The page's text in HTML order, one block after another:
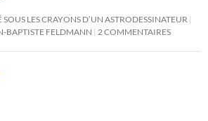
SOUS LES CRAYONS D’UN ASTRODESSINATEUR
BAPTISTE FELDMANN 2 COMMENTAIRES